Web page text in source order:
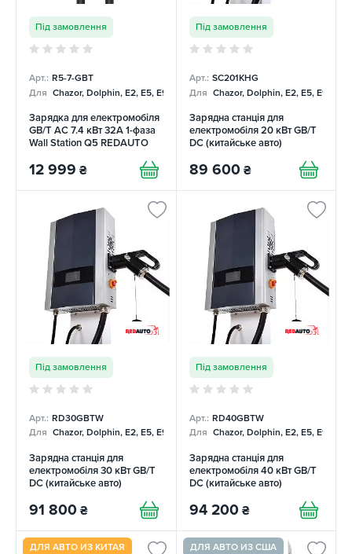
Під замовлення
Арт.: R5-7-GBT
Для Chazor, Dolphin, E2, E5, E9, Mercedes
Зарядка для електромобіля
GB/T AC 7.4 кВт 32А 1-фаза
Wall Station Q5 REDAUTO
12 999 ₴
Під замовлення
Арт.: SC201KHG
Для Chazor, Dolphin, E2, E5, E9,
Зарядна станція для
електромобіля 20 кВт GB/T
DC (китайське авто)
89 600 ₴
Під замовлення
Арт.: RD30GBTW
Для Chazor, Dolphin, E2, E5, E9, Mercedes
Зарядна станція для
електромобіля 30 кВт GB/T
DC (китайське авто)
91 800 ₴
Під замовлення
Арт.: RD40GBTW
Для Chazor, Dolphin, E2, E5, E9,
Зарядна станція для
електромобіля 40 кВт GB/T
DC (китайське авто)
94 200 ₴
ДЛЯ АВТО ИЗ КИТАЯ ДЛЯ АВТО ИЗ США